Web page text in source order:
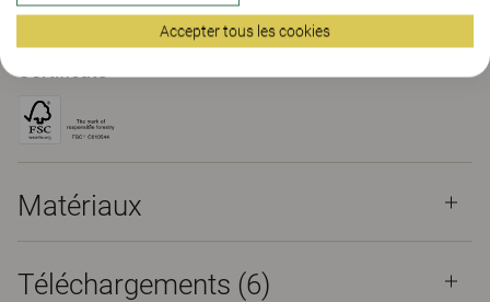
The Better Effect Index (2.07)
Matériaux
Téléchargements (6)
Accepter tous les cookies